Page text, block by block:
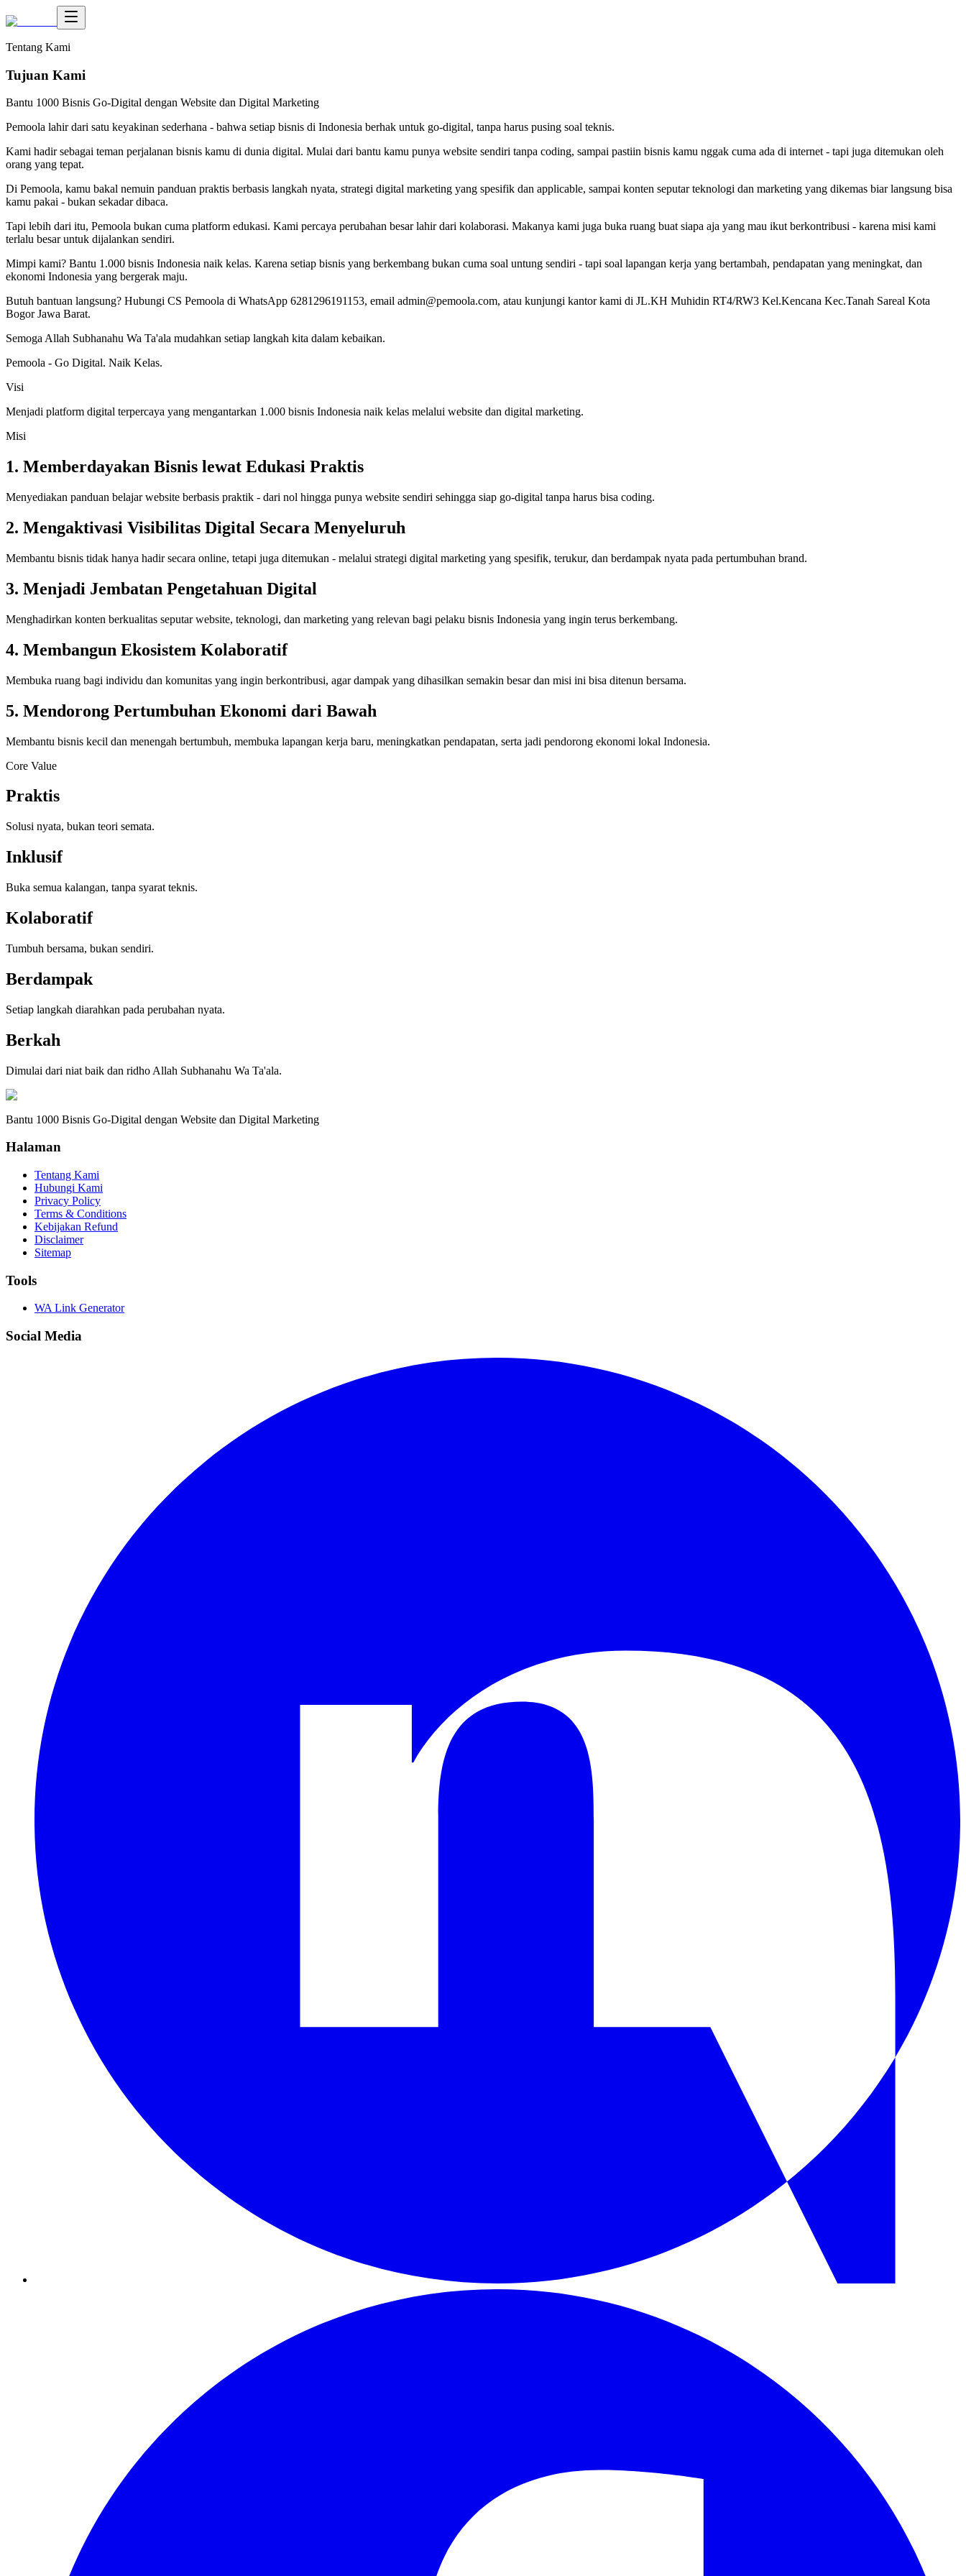
Tentang Kami
Tujuan Kami
Bantu 1000 Bisnis Go-Digital dengan Website dan Digital Marketing
Pemoola lahir dari satu keyakinan sederhana - bahwa setiap bisnis di Indonesia berhak untuk go-digital, tanpa harus pusing soal teknis.
Kami hadir sebagai teman perjalanan bisnis kamu di dunia digital. Mulai dari bantu kamu punya website sendiri tanpa coding, sampai pastiin bisnis kamu nggak cuma ada di internet - tapi juga ditemukan oleh
orang yang tepat.
Di Pemoola, kamu bakal nemuin panduan praktis berbasis langkah nyata, strategi digital marketing yang spesifik dan applicable, sampai konten seputar teknologi dan marketing yang dikemas biar langsung bisa
kamu pakai - bukan sekadar dibaca.
Tapi lebih dari itu, Pemoola bukan cuma platform edukasi. Kami percaya perubahan besar lahir dari kolaborasi. Makanya kami juga buka ruang buat siapa aja yang mau ikut berkontribusi - karena misi kami
terlalu besar untuk dijalankan sendiri.
Mimpi kami? Bantu 1.000 bisnis Indonesia naik kelas. Karena setiap bisnis yang berkembang bukan cuma soal untung sendiri - tapi soal lapangan kerja yang bertambah, pendapatan yang meningkat, dan
ekonomi Indonesia yang bergerak maju.
Butuh bantuan langsung? Hubungi CS Pemoola di WhatsApp 6281296191153, email admin@pemoola.com, atau kunjungi kantor kami di JL.KH Muhidin RT4/RW3 Kel.Kencana Kec.Tanah Sareal Kota
Bogor Jawa Barat.
Semoga Allah Subhanahu Wa Ta'ala mudahkan setiap langkah kita dalam kebaikan.
Pemoola - Go Digital. Naik Kelas.
Visi
Menjadi platform digital terpercaya yang mengantarkan 1.000 bisnis Indonesia naik kelas melalui website dan digital marketing.
Misi
1. Memberdayakan Bisnis lewat Edukasi Praktis
Menyediakan panduan belajar website berbasis praktik - dari nol hingga punya website sendiri sehingga siap go-digital tanpa harus bisa coding.
2. Mengaktivasi Visibilitas Digital Secara Menyeluruh
Membantu bisnis tidak hanya hadir secara online, tetapi juga ditemukan - melalui strategi digital marketing yang spesifik, terukur, dan berdampak nyata pada pertumbuhan brand.
3. Menjadi Jembatan Pengetahuan Digital
Menghadirkan konten berkualitas seputar website, teknologi, dan marketing yang relevan bagi pelaku bisnis Indonesia yang ingin terus berkembang.
4. Membangun Ekosistem Kolaboratif
Membuka ruang bagi individu dan komunitas yang ingin berkontribusi, agar dampak yang dihasilkan semakin besar dan misi ini bisa ditenun bersama.
5. Mendorong Pertumbuhan Ekonomi dari Bawah
Membantu bisnis kecil dan menengah bertumbuh, membuka lapangan kerja baru, meningkatkan pendapatan, serta jadi pendorong ekonomi lokal Indonesia.
Core Value
Praktis
Solusi nyata, bukan teori semata.
Inklusif
Buka semua kalangan, tanpa syarat teknis.
Kolaboratif
Tumbuh bersama, bukan sendiri.
Berdampak
Setiap langkah diarahkan pada perubahan nyata.
Berkah
Dimulai dari niat baik dan ridho Allah Subhanahu Wa Ta'ala.
Bantu 1000 Bisnis Go-Digital dengan Website dan Digital Marketing
Halaman
Tentang Kami
Hubungi Kami
Privacy Policy
Terms & Conditions
Kebijakan Refund
Disclaimer
Sitemap
Tools
WA Link Generator
Social Media